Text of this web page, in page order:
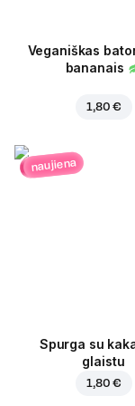
Veganiškas
bananais
1,80 €
naujiena
Spurga su
glaistu
1,80 €